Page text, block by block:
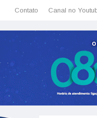
Contato Canal no